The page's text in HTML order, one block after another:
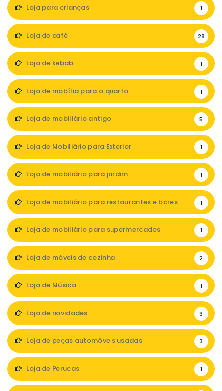
Loja para crianças 1
Loja de café 28
Loja de kebab 1
Loja de mobília para o quarto 1
Loja de mobiliário antigo 5
Loja de Mobiliário para Exterior 1
Loja de mobiliário para jardim 1
Loja de mobiliário para restaurantes e bares 1
Loja de mobiliário para supermercados 1
Loja de móveis de cozinha 2
Loja de Música 1
Loja de novidades 3
Loja de peças automóveis usadas 3
Loja de Perucas 1